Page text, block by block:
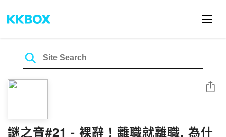
謎之音#21 - 裸辭！離職就離職, 為什
Share